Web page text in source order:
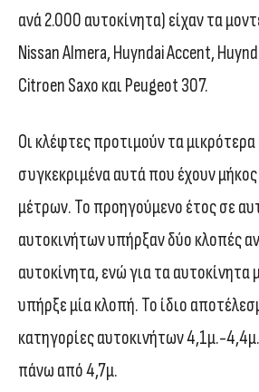
ανά 2.000 αυτοκίνητα) είχαν τα
Nissan Almera, Huyndai Accent,
Citroen Saxo και Peugeot 307.
Οι κλέφτες προτιμούν τα μικρότερα
συγκεκριμένα αυτά που έχουν
μέτρων. Το προηγούμενο έτος σε
αυτοκινήτων υπήρξαν δύο κλοπές
αυτοκίνητα, ενώ για τα αυτοκίνητα
υπήρξε μία κλοπή. Το ίδιο
κατηγορίες αυτοκινήτων 4,1μ.-
πάνω από 4,7μ.